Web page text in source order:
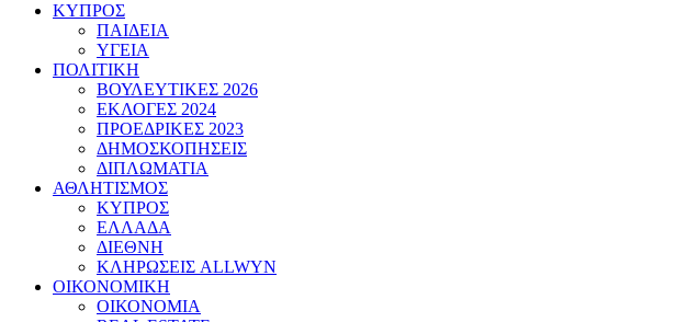
ΚΥΠΡΟΣ
ΠΑΙΔΕΙΑ
ΥΓΕΙΑ
ΠΟΛΙΤΙΚΗ
ΒΟΥΛΕΥΤΙΚΕΣ 2026
ΕΚΛΟΓΕΣ 2024
ΠΡΟΕΔΡΙΚΕΣ 2023
ΔΗΜΟΣΚΟΠΗΣΕΙΣ
ΔΙΠΛΩΜΑΤΙΑ
ΑΘΛΗΤΙΣΜΟΣ
ΚΥΠΡΟΣ
ΕΛΛΑΔΑ
ΔΙΕΘΝΗ
ΚΛΗΡΩΣΕΙΣ ALLWYN
ΟΙΚΟΝΟΜΙΚΗ
ΟΙΚΟΝΟΜΙΑ